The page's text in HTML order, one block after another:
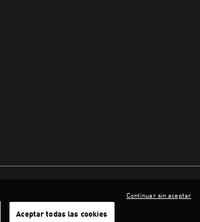
Aceptar todas las cookies
Continuar sin aceptar